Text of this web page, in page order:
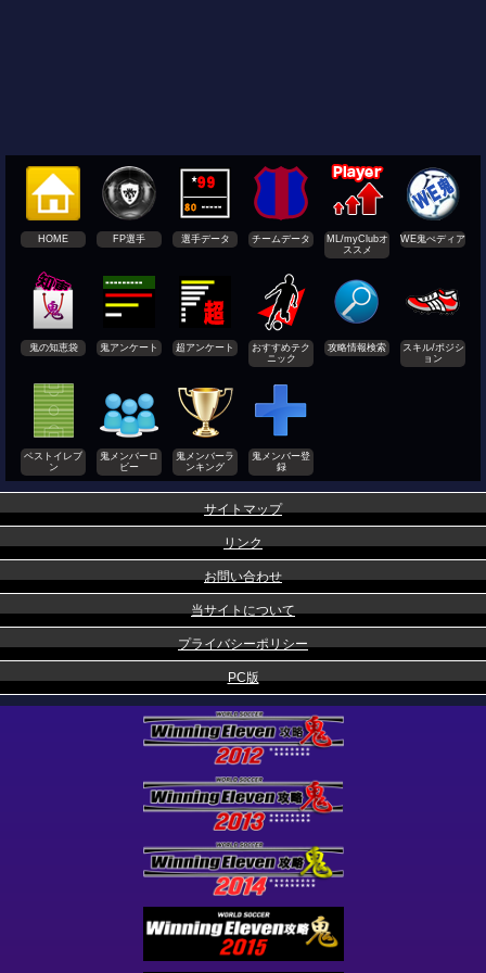
HOME FP選手 選手データ チームデータ
ML/myClubオ
ススメ
WE鬼ぺディア
鬼の知恵袋 鬼アンケート 超アンケート
おすすめテク
ニック
攻略情報検索
スキル/ポジシ
ョン
ベストイレブ
ン
鬼メンバーロ
ビー
鬼メンバーラ
ンキング
鬼メンバー登
録
サイトマップ
リンク
お問い合わせ
当サイトについて
プライバシーポリシー
PC版